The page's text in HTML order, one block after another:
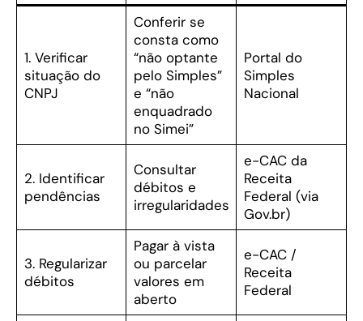
1. Verificar
situação do
CNPJ
Conferir se
consta como
“não optante
pelo Simples”
e “não
enquadrado
no Simei”
Portal do
Simples
Nacional
2. Identificar
pendências
Consultar
débitos e
irregularidades
e-CAC da
Receita
Federal (via
Gov.br)
3. Regularizar
débitos
Pagar à vista
ou parcelar
valores em
aberto
e-CAC /
Receita
Federal